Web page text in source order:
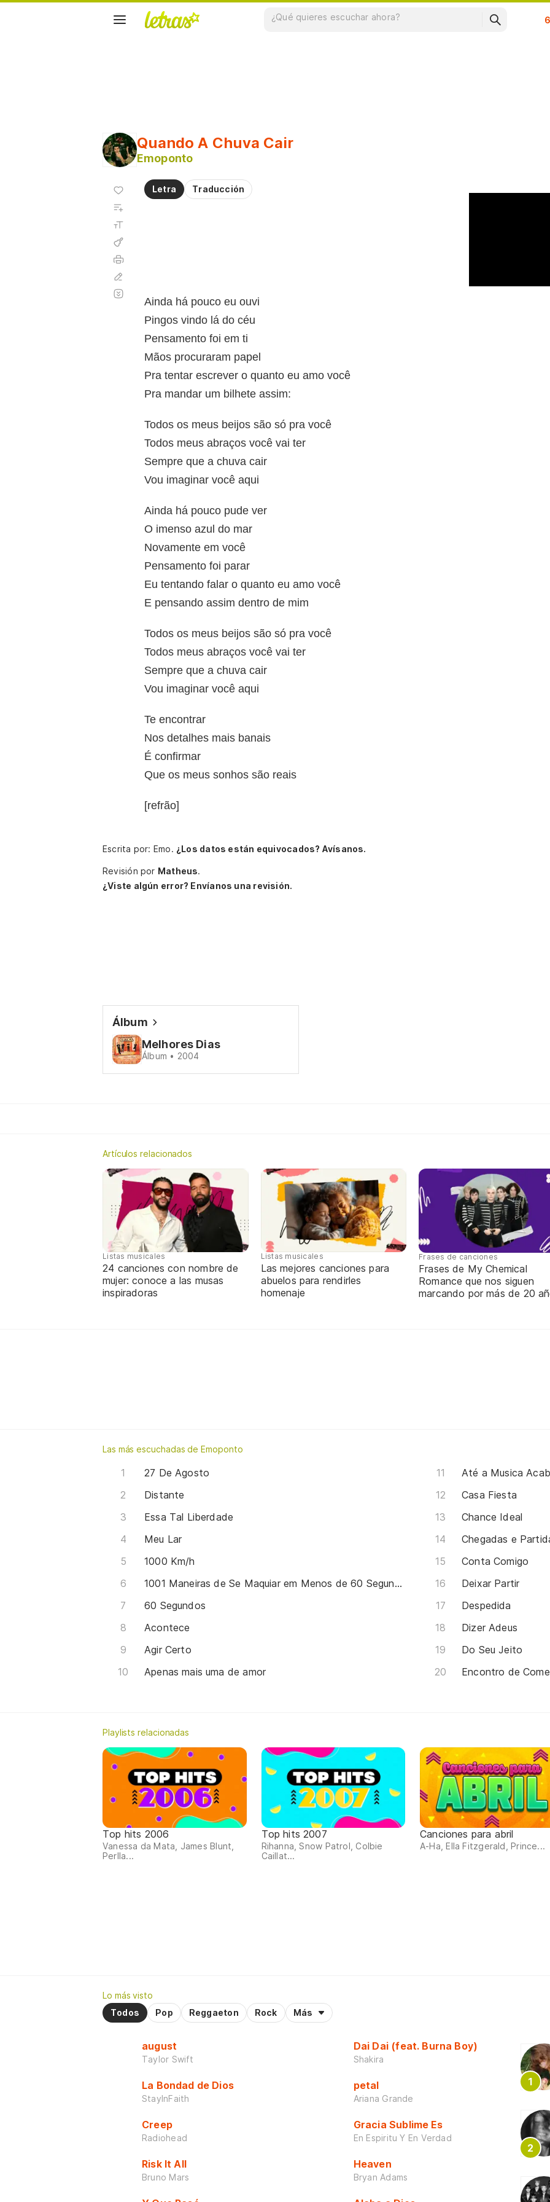
Quando A Chuva Cair
Emoponto
Letra Traducción
Ainda há pouco eu ouvi
Pingos vindo lá do céu
Pensamento foi em ti
Mãos procuraram papel
Pra tentar escrever o quanto eu amo você
Pra mandar um bilhete assim:
Todos os meus beijos são só pra você
Todos meus abraços você vai ter
Sempre que a chuva cair
Vou imaginar você aqui
Ainda há pouco pude ver
O imenso azul do mar
Novamente em você
Pensamento foi parar
Eu tentando falar o quanto eu amo você
E pensando assim dentro de mim
Todos os meus beijos são só pra você
Todos meus abraços você vai ter
Sempre que a chuva cair
Vou imaginar você aqui
Te encontrar
Nos detalhes mais banais
É confirmar
Que os meus sonhos são reais
[refrão]
Agregar
favoritos
Agregar
automático
Escrita por: Emo. ¿Los datos están equivocados? Avísanos.
Revisión por Matheus.
¿Viste algún error? Envíanos una revisión.
Álbum
Melhores Dias
Álbum • 2004
Artículos relacionados
Listas musicales
24 canciones con nombre de
mujer: conoce a las musas
inspiradoras
Listas musicales
Las mejores canciones para
abuelos para rendirles
homenaje
Frases de canciones
Frases de My Chemical
Romance que nos siguen
marcando por más de 20
Las más escuchadas de Emoponto
27 De Agosto
Distante
Essa Tal Liberdade
Meu Lar
1000 Km/h
1001 Maneiras de Se Maquiar em Menos de 60 Segundos
60 Segundos
Acontece
Agir Certo
Apenas mais uma de amor
Até a Musica
Casa Fiesta
Chance Ideal
Chegadas e
Conta Comigo
Deixar Partir
Despedida
Dizer Adeus
Do Seu Jeito
Encontro de
Playlists relacionadas
Top hits 2006
Vanessa da Mata, James Blunt,
Perlla...
Top hits 2007
Rihanna, Snow Patrol, Colbie
Caillat...
Canciones para abril
A-Ha, Ella Fitzgerald, Prince...
Lo más visto
Todos
Pop Reggaeton Rock Más
august
Taylor Swift
La Bondad de Dios
StayInFaith
Creep
Radiohead
Risk It All
Bruno Mars
Dai Dai (feat. Burna Boy)
Shakira
petal
Ariana Grande
Gracia Sublime Es
En Espiritu Y En Verdad
Heaven
Bryan Adams